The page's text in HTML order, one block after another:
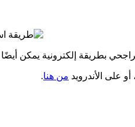
بطريقة إلكترونية يمكن
، أو على الأندرويد من هنا.